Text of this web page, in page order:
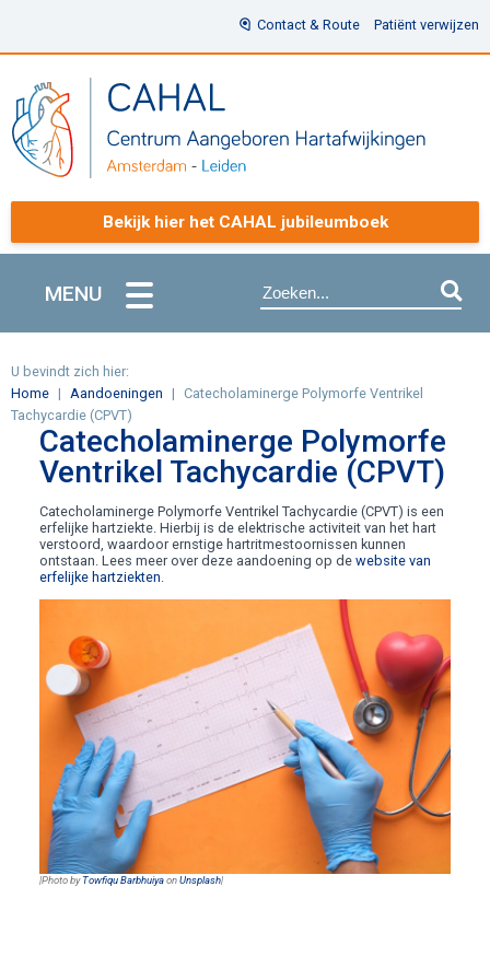
Contact & Route Patiënt verwijzen
Bekijk hier het CAHAL jubileumboek
MENU
U bevindt zich hier:
Home
Aandoeningen
Catecholaminerge Polymorfe Ventrikel
Tachycardie (CPVT)
Catecholaminerge Polymorfe
Ventrikel Tachycardie (CPVT)
Catecholaminerge Polymorfe Ventrikel Tachycardie (CPVT) is een
erfelijke hartziekte. Hierbij is de elektrische activiteit van het hart
verstoord, waardoor ernstige hartritmestoornissen kunnen
ontstaan. Lees meer over deze aandoening op de website van
erfelijke hartziekten.
|Photo byTowfiqu BarbhuiyaonUnsplash|